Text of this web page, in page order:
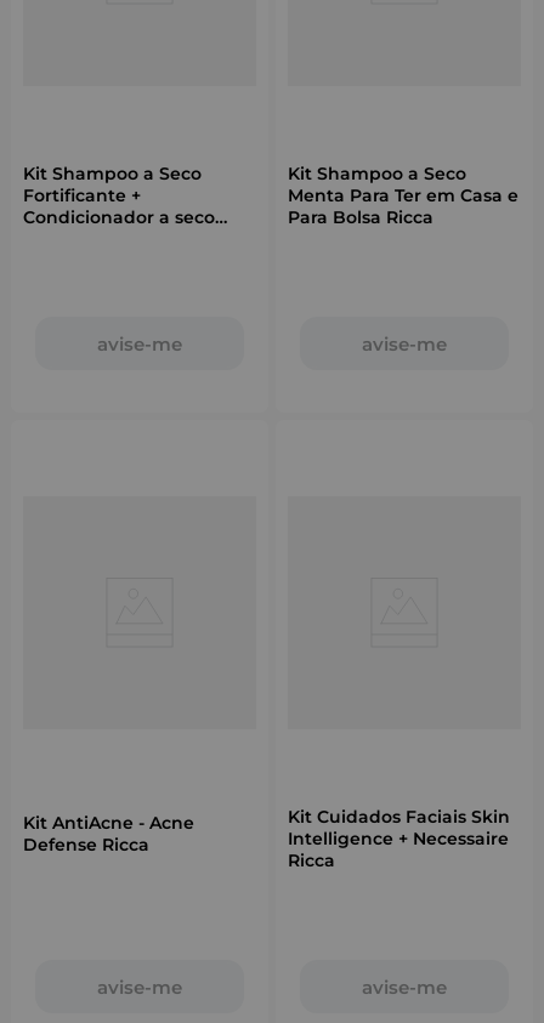
Kit Shampoo a Seco
Fortificante +
Condicionador a seco
avise-me
Kit Shampoo a Seco
Menta Para Ter em Casa e
Para Bolsa Ricca
avise-me
Kit AntiAcne - Acne
Defense Ricca
avise-me
Kit Cuidados Faciais Skin
Intelligence + Necessaire
Ricca
avise-me